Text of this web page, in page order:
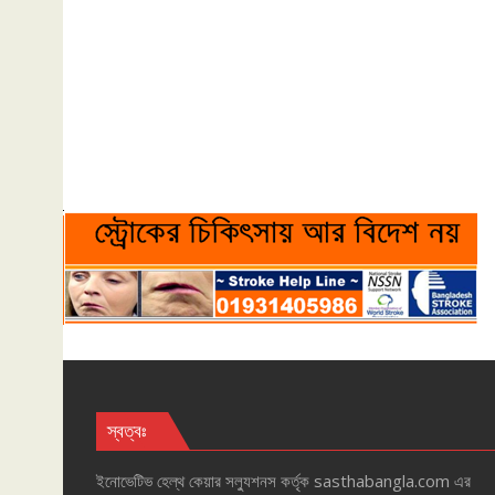
স্বত্বঃ
ইনোভেটিভ হেল্‌থ কেয়ার সল্যুশনস কর্তৃক sasthabangla.com এর